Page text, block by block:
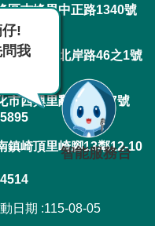
區吉峰里中正路1340號
區舊正里北岸路46之1號
市西興里辭修路217號
鎮崎頂里崎腳13鄰12-10
日期 115-08-05
!
我
智能服務台